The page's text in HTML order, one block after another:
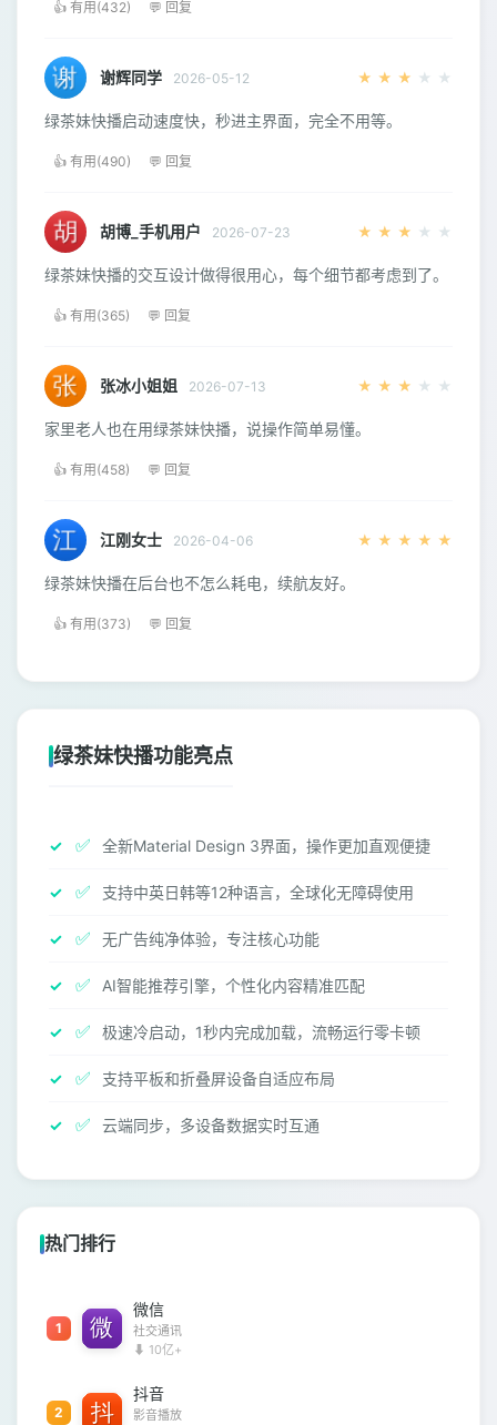
👍 有用(432) 💬 回复
谢辉同学 2026-05-12 ★ ★ ★ ★ ★
绿茶妹快播启动速度快，秒进主界面，完全不用等。
👍 有用(490) 💬 回复
胡博_手机用户 2026-07-23 ★ ★ ★ ★ ★
绿茶妹快播的交互设计做得很用心，每个细节都考虑到了。
👍 有用(365) 💬 回复
张冰小姐姐 2026-07-13 ★ ★ ★ ★ ★
家里老人也在用绿茶妹快播，说操作简单易懂。
👍 有用(458) 💬 回复
江刚女士 2026-04-06 ★ ★ ★ ★ ★
绿茶妹快播在后台也不怎么耗电，续航友好。
👍 有用(373) 💬 回复
绿茶妹快播功能亮点
✅ 全新Material Design 3界面，操作更加直观便捷
✅ 支持中英日韩等12种语言，全球化无障碍使用
✅ 无广告纯净体验，专注核心功能
✅ AI智能推荐引擎，个性化内容精准匹配
✅ 极速冷启动，1秒内完成加载，流畅运行零卡顿
✅ 支持平板和折叠屏设备自适应布局
✅ 云端同步，多设备数据实时互通
热门排行
1
微信
社交通讯
⬇ 10亿+
2
抖音
影音播放